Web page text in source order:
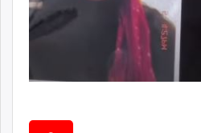
assa.mn
toim.mn